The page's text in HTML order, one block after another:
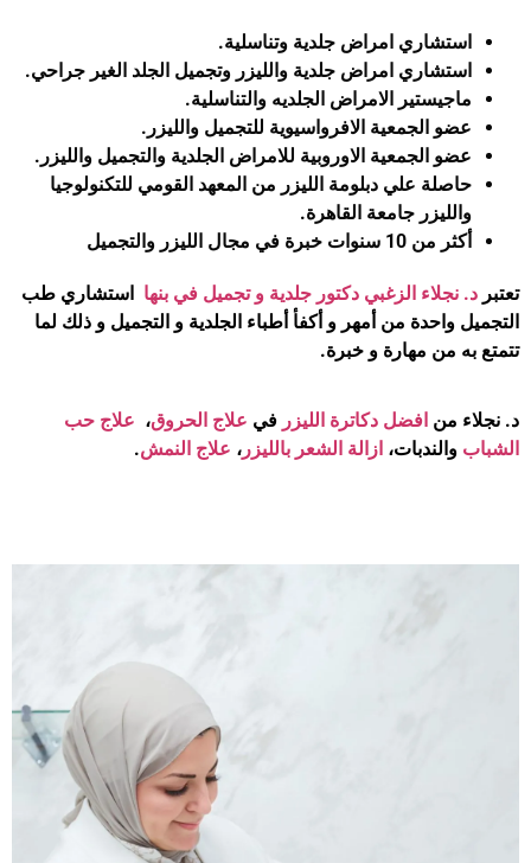
استشاري امراض جلدية وتناسلية.
استشاري امراض جلدية والليزر وتجميل الجلد الغير جراحي.
ماجيستير الامراض الجلديه والتناسلية.
عضو الجمعية الافرواسيوية للتجميل والليزر.
عضو الجمعية الاوروبية للامراض الجلدية والتجميل والليزر.
حاصلة علي دبلومة الليزر من المعهد القومي للتكنولوجيا
والليزر جامعة القاهرة.
أكثر من 10 سنوات خبرة في مجال الليزر والتجميل
تعتبر د. نجلاء الزغبي دكتور جلدية و تجميل في بنها استشاري طب
التجميل واحدة من أمهر و أكفأ أطباء الجلدية و التجميل و ذلك لما
تتمتع به من مهارة و خبرة.
د. نجلاء من افضل دكاترة الليزر في علاج الحروق، علاج حب
الشباب والندبات، ازالة الشعر بالليزر ، علاج النمش.